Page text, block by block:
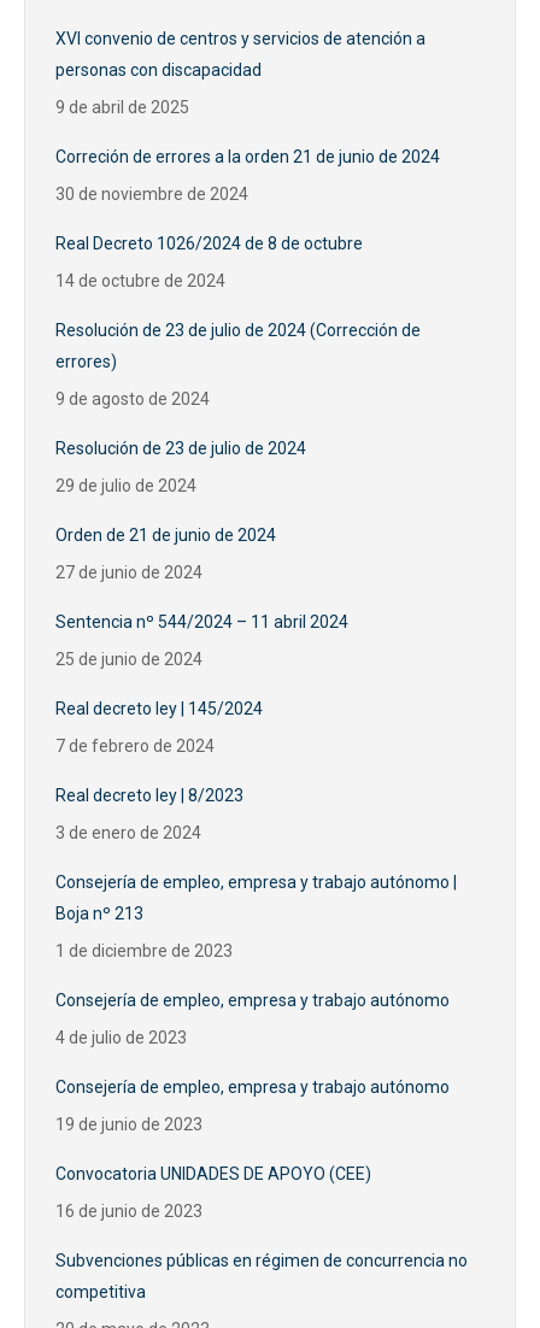
XVI convenio de centros y servicios de atención a
personas con discapacidad
9 de abril de 2025
Correción de errores a la orden 21 de junio de 2024
30 de noviembre de 2024
Real Decreto 1026/2024 de 8 de octubre
14 de octubre de 2024
Resolución de 23 de julio de 2024 (Corrección de
errores)
9 de agosto de 2024
Resolución de 23 de julio de 2024
29 de julio de 2024
Orden de 21 de junio de 2024
27 de junio de 2024
Sentencia nº 544/2024 – 11 abril 2024
25 de junio de 2024
Real decreto ley | 145/2024
7 de febrero de 2024
Real decreto ley | 8/2023
3 de enero de 2024
Consejería de empleo, empresa y trabajo autónomo |
Boja nº 213
1 de diciembre de 2023
Consejería de empleo, empresa y trabajo autónomo
4 de julio de 2023
Consejería de empleo, empresa y trabajo autónomo
19 de junio de 2023
Convocatoria UNIDADES DE APOYO (CEE)
16 de junio de 2023
Subvenciones públicas en régimen de concurrencia no
competitiva